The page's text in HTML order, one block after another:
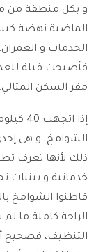
و بكل منطقة من
الماضية نهضة
الخدمات و
فأصبحت قبلة
مقر السكن المثالي.
إذا
الشوامخ، و هي
ذلك لأنها تعرف
خدماتية و ببنيات
قاطنوا الشوامخ
الراحة كاملة ما
التنظيف، فصحيح